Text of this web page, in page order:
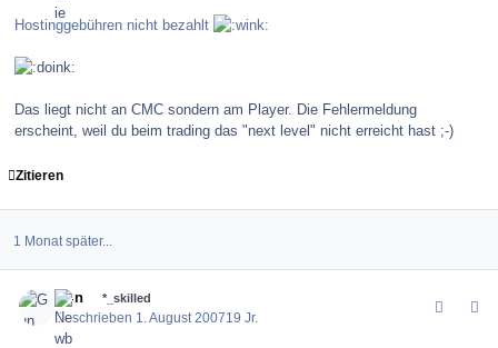
Hostinggebühren nicht bezahlt
Das liegt nicht an CMC sondern am Player. Die Fehlermeldung
erscheint, weil du beim trading das "next level" nicht erreicht hast ;-)
Zitieren
1 Monat später...
Gun *_skilled
Geschrieben 1. August 200719 Jr.